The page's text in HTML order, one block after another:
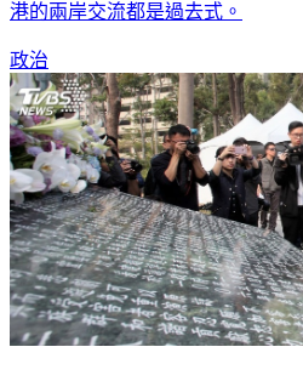
港的兩岸交流都是過去式。
政治